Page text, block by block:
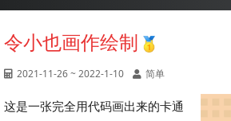
令小也画作绘制
2021-11-26 ~ 2022-1-10 简单
这是一张完全用代码画出来的卡通